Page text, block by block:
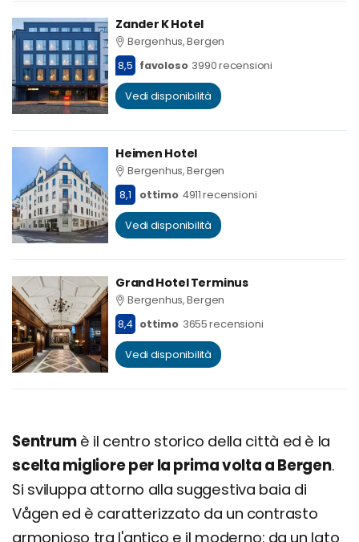
Zander K Hotel
Bergenhus, Bergen
8,5 favoloso 3990 recensioni
Vedi disponibilità
Heimen Hotel
Bergenhus, Bergen
8,1
ottimo 4911 recensioni
Vedi disponibilità
Grand Hotel Terminus
Bergenhus, Bergen
8,4 ottimo 3655 recensioni
Vedi disponibilità
Sentrumè il centro storico della città ed è la
scelta migliore per la prima volta a Bergen.
Si sviluppa attorno alla suggestiva baia di
Vågen ed è caratterizzato da un contrasto
armonioso tra l'antico e il moderno: da un lato